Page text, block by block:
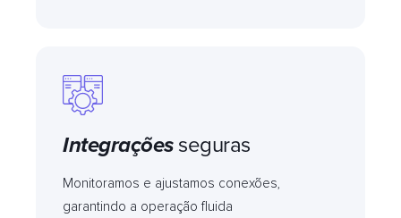
Integrações seguras
Monitoramos e ajustamos conexões,
garantindo a operação fluida